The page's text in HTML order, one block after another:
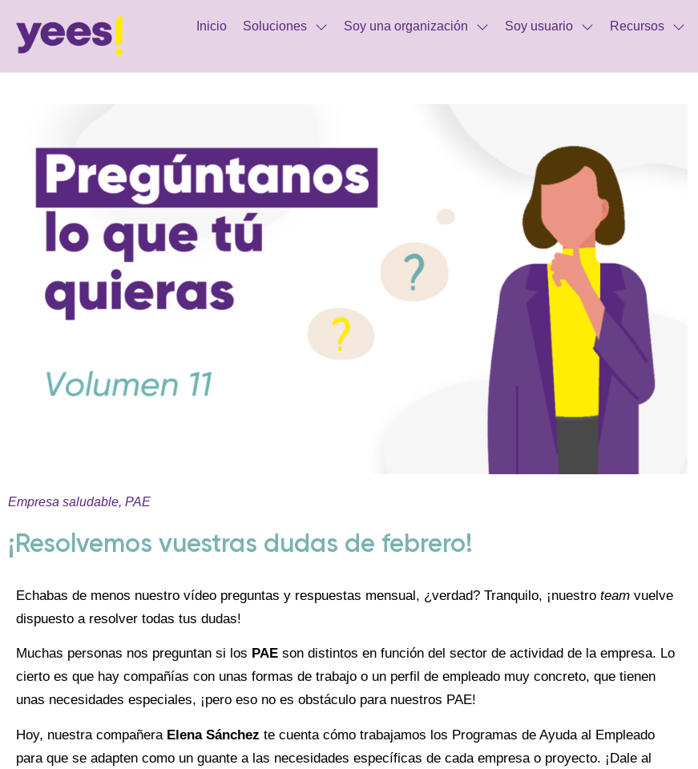
Inicio Soluciones Soy una organización Soy usuario Recursos
Empresa saludable, PAE
¡Resolvemos vuestras dudas de febrero!
Echabas de menos nuestro vídeo preguntas y respuestas mensual, ¿verdad? Tranquilo, ¡nuestro team vuelve
dispuesto a resolver todas tus dudas!
Muchas personas nos preguntan si los PAE son distintos en función del sector de actividad de la empresa. Lo
cierto es que hay compañías con unas formas de trabajo o un perfil de empleado muy concreto, que tienen
unas necesidades especiales, ¡pero eso no es obstáculo para nuestros PAE!
Hoy, nuestra compañera Elena Sánchez te cuenta cómo trabajamos los Programas de Ayuda al Empleado
para que se adapten como un guante a las necesidades específicas de cada empresa o proyecto. ¡Dale al